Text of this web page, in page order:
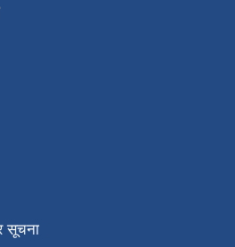
सूचना